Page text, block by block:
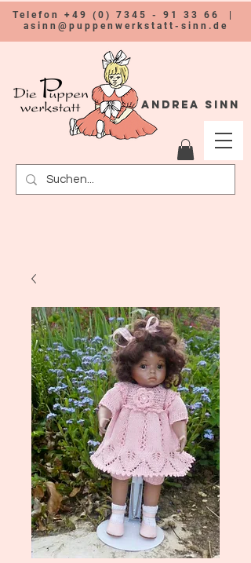
Telefon +49 (0) 7345 - 91 33 66
asinn@puppenwerkstatt-sinn.de
Andrea Sinn